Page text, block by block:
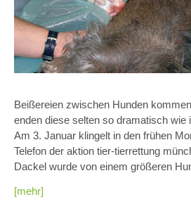
Beißereien zwischen Hunden
enden diese selten so dramatisch wie
Am 3. Januar klingelt in den frühen
Telefon der aktion tier-tierrettung
Dackel wurde von einem größeren
[mehr]